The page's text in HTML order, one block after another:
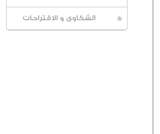
الشكاوى و الاقتراحات